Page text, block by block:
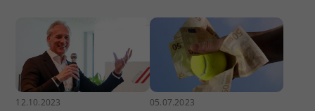
12.10.2023 05.07.2023